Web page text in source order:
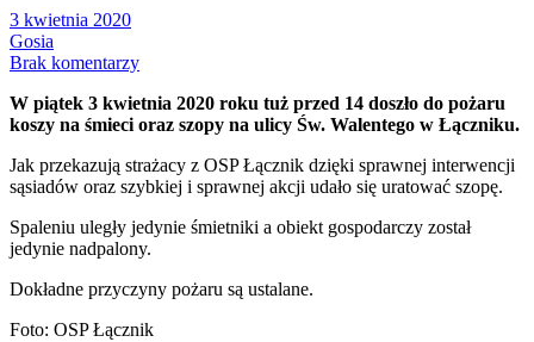
3 kwietnia 2020
Gosia
Brak komentarzy
W piątek 3 kwietnia 2020 roku tuż przed 14 doszło do pożaru
koszy na śmieci oraz szopy na ulicy Św. Walentego w Łączniku.
Jak przekazują strażacy z OSP Łącznik dzięki sprawnej interwencji
sąsiadów oraz szybkiej i sprawnej akcji udało się uratować szopę.
Spaleniu uległy jedynie śmietniki a obiekt gospodarczy został
jedynie nadpalony.
Dokładne przyczyny pożaru są ustalane.
Foto: OSP Łącznik